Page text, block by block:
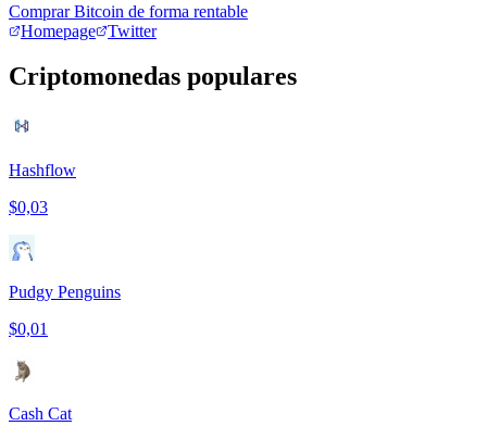
Comprar Bitcoin de forma rentable
Homepage
Twitter
Criptomonedas populares
Hashflow
$0,03
Pudgy Penguins
$0,01
Cash Cat